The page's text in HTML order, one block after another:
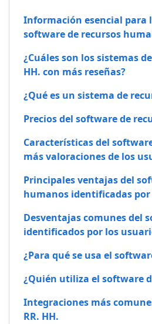
Información esencial para
software de recursos
¿Cuáles son los sistemas
HH. con más reseñas?
¿Qué es un sistema de
Precios del software de
Características del
más valoraciones de los
Principales ventajas del
humanos identificadas
Desventajas comunes del
identificados por los
¿Para qué se usa el
¿Quién utiliza el software
Integraciones más
RR. HH.